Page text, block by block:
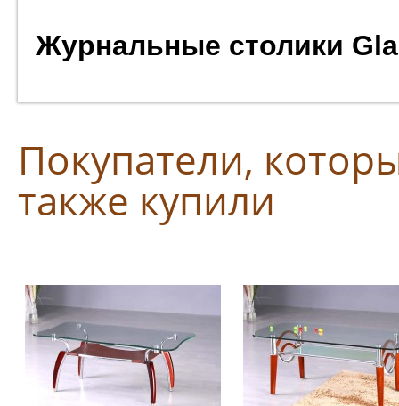
Журнальные столики
Покупатели,
также купили